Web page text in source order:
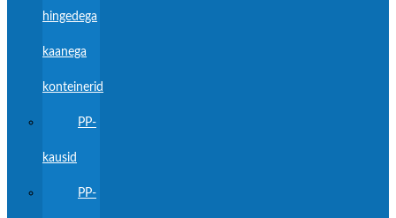
hingedega
kaanega
konteinerid
PP-
kausid
PP-